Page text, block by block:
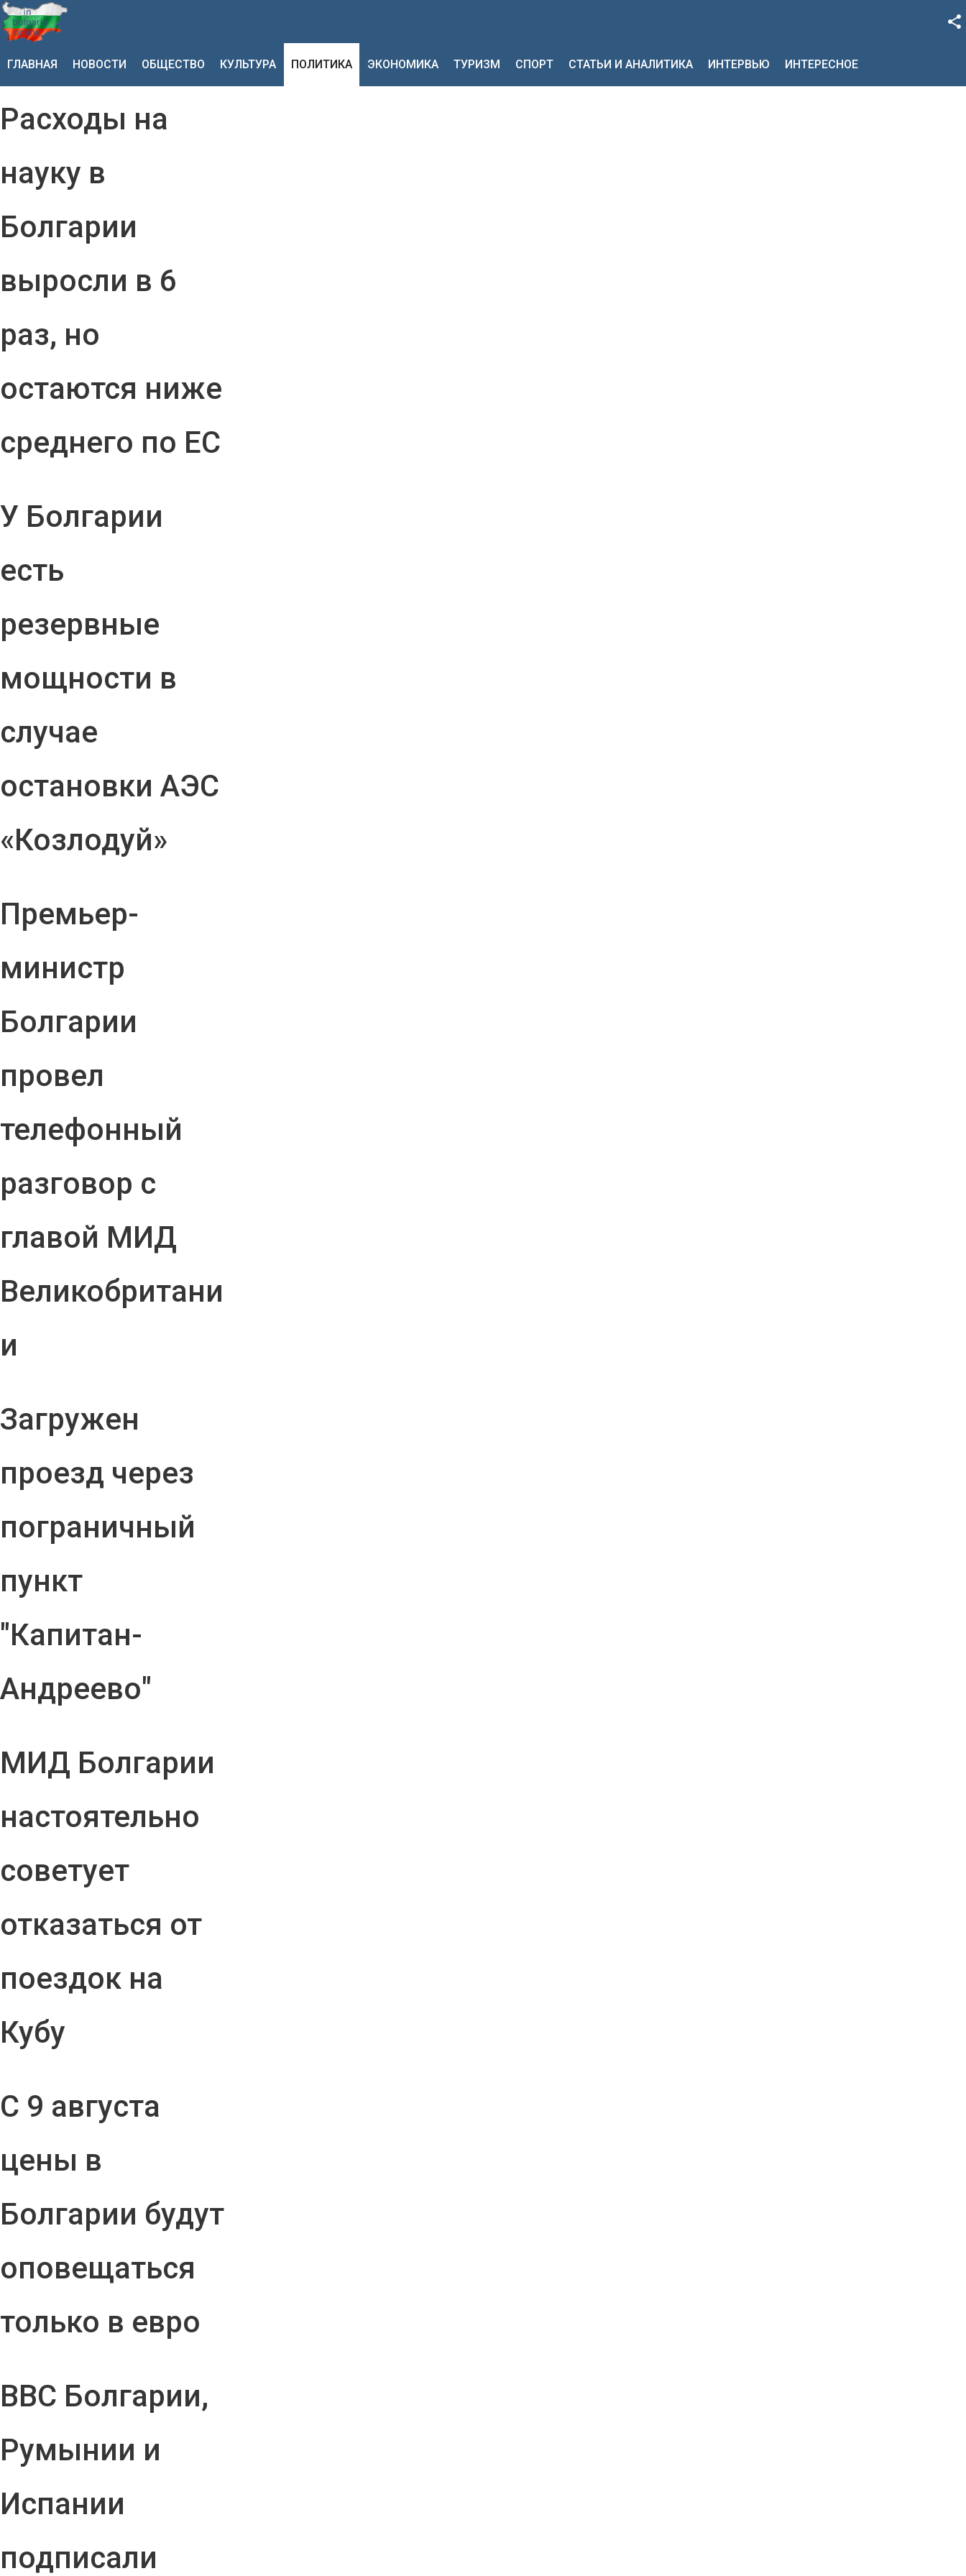
Google+
ГЛАВНАЯ НОВОСТИ ОБЩЕСТВО КУЛЬТУРА ПОЛИТИКА ЭКОНОМИКА ТУРИЗМ СПОРТ СТАТЬИ И АНАЛИТИКА ИНТЕРВЬЮ ИНТЕРЕСНОЕ
Расходы на
науку в
Болгарии
выросли в 6
раз, но
остаются ниже
среднего по ЕС
У Болгарии
есть
резервные
мощности в
случае
остановки АЭС
«Козлодуй»
Премьер-
министр
Болгарии
провел
телефонный
разговор с
главой МИД
Великобритани
и
Загружен
проезд через
пограничный
пункт
"Капитан-
Андреево"
МИД Болгарии
настоятельно
советует
отказаться от
поездок на
Кубу
С 9 августа
цены в
Болгарии будут
оповещаться
только в евро
ВВС Болгарии,
Румынии и
Испании
подписали